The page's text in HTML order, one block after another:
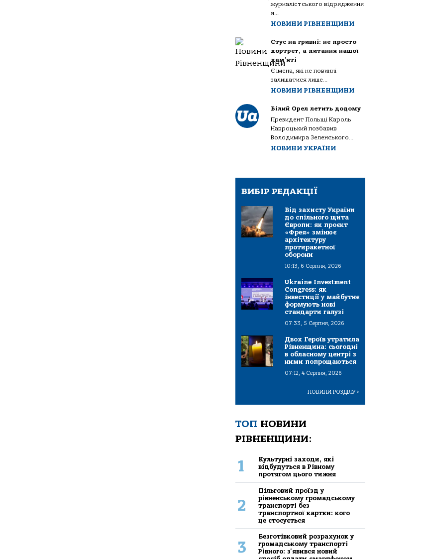
журналістського відрядження
я...
НОВИНИ РІВНЕНЩИНИ
Стус на гривні: не просто
портрет, а питання нашої
пам’яті
Є імена, які не повинні
залишатися лише...
НОВИНИ РІВНЕНЩИНИ
Білий Орел летить додому
Президент Польщі Кароль
Навроцький позбавив
Володимира Зеленського...
НОВИНИ УКРАЇНИ
ВИБІР РЕДАКЦІЇ
Від захисту України
до спільного щита
Європи: як проєкт
«Фрея» змінює
архітектуру
протиракетної
оборони
10:13, 6 Серпня, 2026
Ukraine Investment
Congress: як
інвестиції у майбутнє
формують нові
стандарти галузі
07:33, 5 Серпня, 2026
Двох Героїв утратила
Рівненщина: сьогодні
в обласному центрі з
ними попрощаються
07:12, 4 Серпня, 2026
НОВИНИ РОЗДІЛУ>
ТОП НОВИНИ
РІВНЕНЩИНИ:
1
Культурні заходи, які
відбудуться в Рівному
протягом цього тижня
2
Пільговий проїзд у
рівненському громадському
транспорті без
транспортної картки: кого
це стосується
3
Безготівковий розрахунок у
громадському транспорті
Рівного: з'явився новий